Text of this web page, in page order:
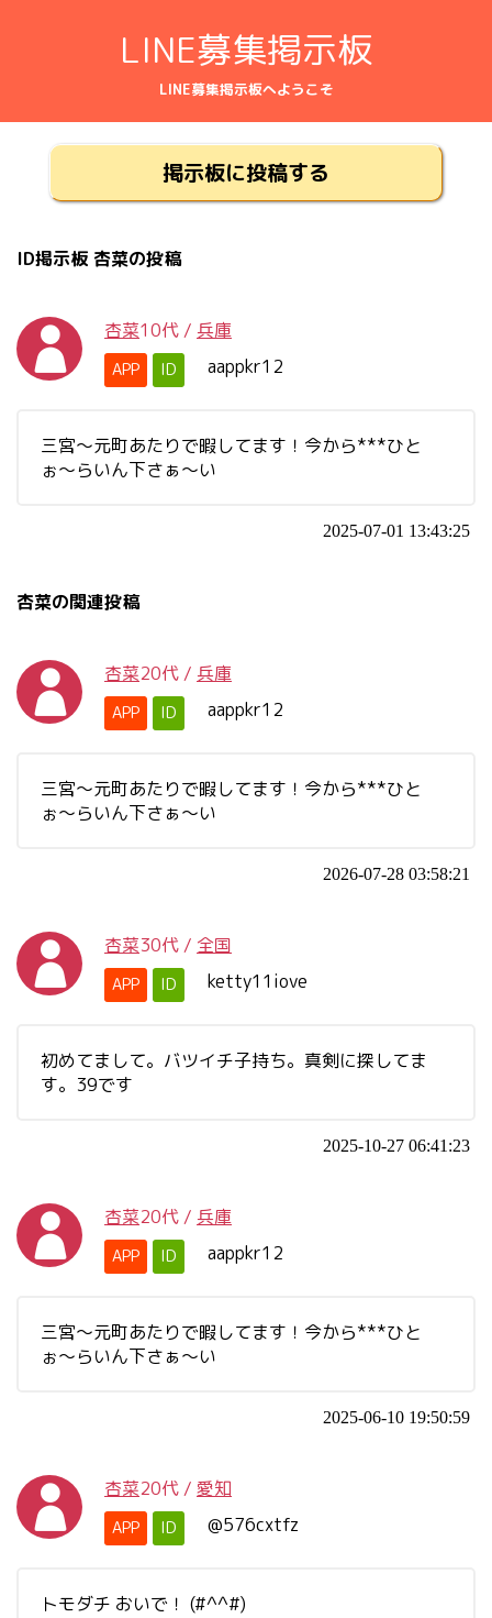
LINE募集掲示板
LINE募集掲示板へようこそ
掲示板に投稿する
ID掲示板 杏菜の投稿
杏菜10代 / 兵庫
APP ID aappkr12
三宮〜元町あたりで暇してます！今から***ひと
ぉ〜らいん下さぁ〜い
2025-07-01 13:43:25
杏菜の関連投稿
杏菜20代 / 兵庫
APP ID aappkr12
三宮〜元町あたりで暇してます！今から***ひと
ぉ〜らいん下さぁ〜い
2026-07-28 03:58:21
杏菜30代 / 全国
APP ID ketty11iove
初めてまして。バツイチ子持ち。真剣に探してま
す。39です
2025-10-27 06:41:23
杏菜20代 / 兵庫
APP ID aappkr12
三宮〜元町あたりで暇してます！今から***ひと
ぉ〜らいん下さぁ〜い
2025-06-10 19:50:59
杏菜20代 / 愛知
APP ID @576cxtfz
トモダチ おいで！ (#^^#)